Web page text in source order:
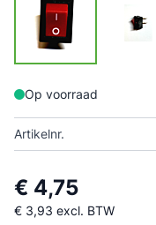
Op voorraad
Artikelnr.
€ 4,75
€ 3,93 excl. BTW